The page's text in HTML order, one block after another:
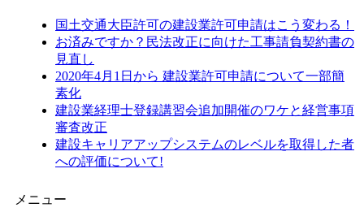
国土交通大臣許可の建設業許可申請はこう変わる！
お済みですか？民法改正に向けた工事請負契約書の
見直し
2020年4月1日から 建設業許可申請について一部簡
素化
建設業経理士登録講習会追加開催のワケと経営事項
審査改正
建設キャリアアップシステムのレベルを取得した者
への評価について!
メニュー